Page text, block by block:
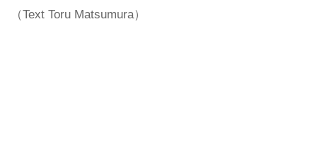
（Text Toru Matsumura）